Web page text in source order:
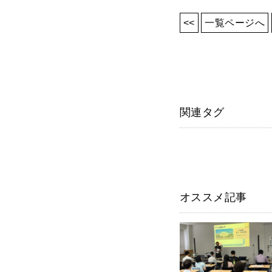
<< 一覧ページへ
関連タグ
オススメ記事